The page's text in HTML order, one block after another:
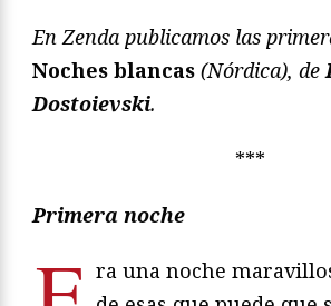
En Zenda publicamos las
Noches blancas (Nórdica), de
Dostoievski.
***
Primera noche
ra una noche